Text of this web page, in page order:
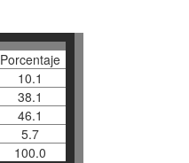
Porcentaje
10.1
38.1
46.1
5.7
100.0